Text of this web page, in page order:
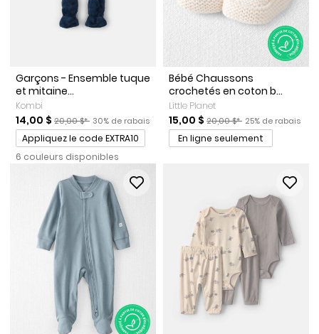
Garçons - Ensemble tuque
et mitaine...
Kombi
Prix de solde
14,00 $ Prix ​​de détail suggéré par le fabricant
20,00 $* Pourcentage de rabais
30% de rabais
Promotions
Appliquez le code EXTRA10
6 couleurs disponibles
Bébé Chaussons
crochetés en coton b...
Little Planet
Prix de solde
15,00 $ Prix ​​de détail suggéré par
20,00 $* Pourcentage de
25% de rabais
En ligne seulement